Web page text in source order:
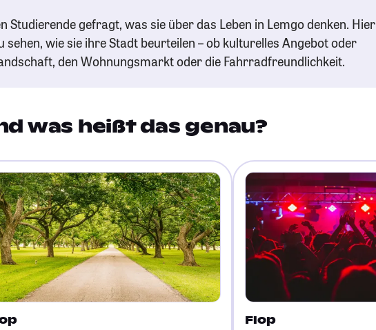
Studierende gefragt, was sie über das Leben in Lemgo denken. Hier
sehen, wie sie ihre Stadt beurteilen – ob kulturelles Angebot oder
den Wohnungsmarkt oder die Fahrradfreundlichkeit.
was heißt das genau?
Flop